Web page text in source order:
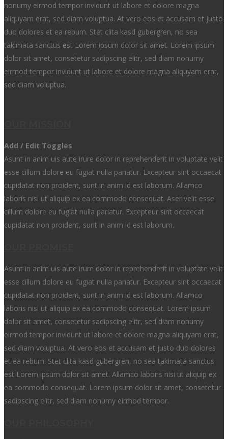
nonumy eirmod tempor invidunt ut labore et dolore magna
aliquyam erat, sed diam voluptua. At vero eos et accusam et justo
duo dolores et ea rebum. Stet clita kasd gubergren, no sea
takimata sanctus est Lorem ipsum dolor sit amet. Lorem ipsum
dolor sit amet, consetetur sadipscing elitr, sed diam nonumy
eirmod tempor invidunt ut labore et dolore magna aliquyam erat,
sed diam voluptua.
Add / Edit Toggles
Asunt in anim uis aute irure dolor in reprehenderit in voluptate velit
esse cillum dolore eu fugiat nulla pariatur. Excepteur sint occaecat
cupidatat non proident, sunt in anim id est laborum. Allamco
laboris nisi ut aliquip ex ea commodo consequat. Aser velit esse
cillum dolore eu fugiat nulla pariatur. Excepteur sint occaecat
cupidatat non proident, sunt in anim id est laborum.
Asunt in anim uis aute irure dolor in reprehenderit in voluptate velit
esse cillum dolore eu fugiat nulla pariatur. Excepteur sint occaecat
cupidatat non proident, sunt in anim id est laborum. Allamco
laboris nisi ut aliquip ex ea commodo consequat. Lorem ipsum
dolor sit amet, consetetur sadipscing elitr, sed diam nonumy
eirmod tempor invidunt ut labore et dolore magna aliquyam erat,
sed diam voluptua. At vero eos et accusam et justo duo dolores
et ea rebum. Stet clita kasd gubergren, no sea takimata sanctus
est Lorem ipsum dolor sit amet. Allamco laboris nisi ut aliquip ex
ea commodo consequat. Lorem ipsum dolor sit amet, consetetur
sadipscing elitr, sed diam nonumy eirmod tempor.